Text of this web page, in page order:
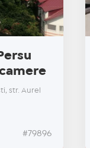
str. Aurel
#79896